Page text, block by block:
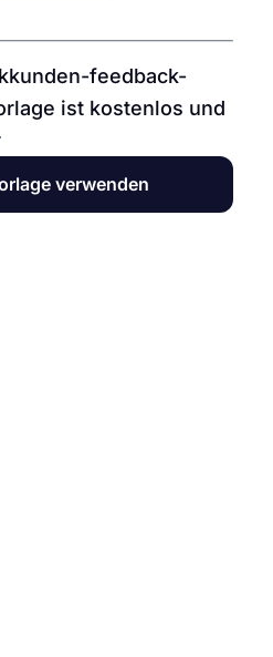
feedback-
ist kostenlos und
verwenden